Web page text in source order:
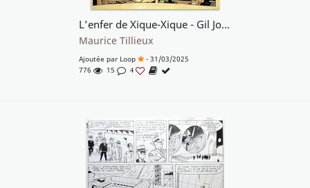
L’enfer de Xique-Xique - Gil Jourdan
Maurice Tillieux
Ajoutée par Loop
- 31/03/2025
776
15 4